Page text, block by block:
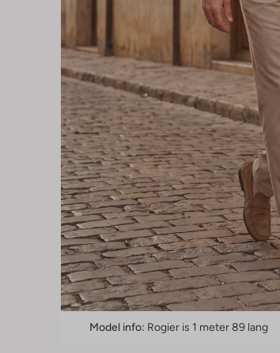
Model info: Rogier is 1 meter 89 lang